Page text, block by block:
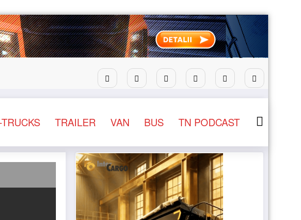
TRAILER VAN BUS TN PODCAST
permanent STB a depus la Tribunalul București cererea
NEWS STIRI